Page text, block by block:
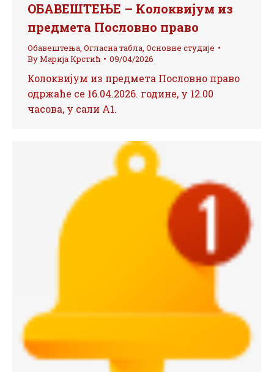
ОБАВЕШТЕЊЕ – Колоквијум из
предмета Пословно право
Обавештења, Огласна табла, Основне студије
ByМарија Крстић 09/04/2026
Колоквијум из предмета Пословно право
одржаће се 16.04.2026. године, у 12.00
часова, у сали А1.